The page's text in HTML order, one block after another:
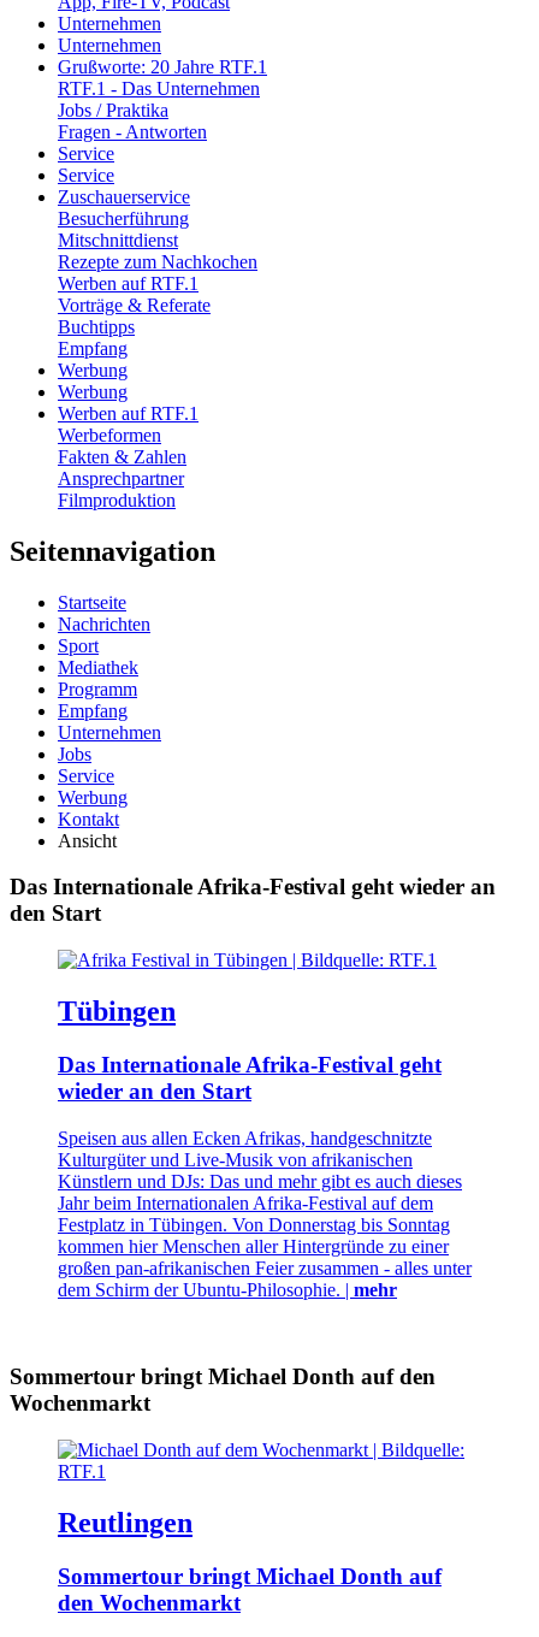
Unternehmen
Unternehmen
Grußworte: 20 Jahre RTF.1
RTF.1 - Das Unternehmen
Jobs / Praktika
Fragen - Antworten
Service
Service
Zuschauerservice
Besucherführung
Mitschnittdienst
Rezepte zum Nachkochen
Werben auf RTF.1
Vorträge & Referate
Buchtipps
Empfang
Werbung
Werbung
Werben auf RTF.1
Werbeformen
Fakten & Zahlen
Ansprechpartner
Filmproduktion
Seitennavigation
Startseite
Nachrichten
Sport
Mediathek
Programm
Empfang
Unternehmen
Jobs
Service
Werbung
Kontakt
Ansicht
Das Internationale Afrika-Festival geht wieder an
den Start
Tübingen
Das Internationale Afrika-Festival geht
wieder an den Start
Speisen aus allen Ecken Afrikas, handgeschnitzte
Kulturgüter und Live-Musik von afrikanischen
Künstlern und DJs: Das und mehr gibt es auch dieses
Jahr beim Internationalen Afrika-Festival auf dem
Festplatz in Tübingen. Von Donnerstag bis Sonntag
kommen hier Menschen aller Hintergründe zu einer
großen pan-afrikanischen Feier zusammen - alles unter
dem Schirm der Ubuntu-Philosophie. | mehr
Sommertour bringt Michael Donth auf den
Wochenmarkt
Reutlingen
Sommertour bringt Michael Donth auf
den Wochenmarkt